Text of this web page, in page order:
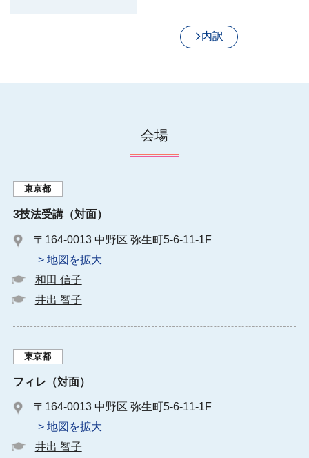
内訳
会場
東京都
3技法受講（対面）
〒164-0013 中野区 弥生町5-6-11-1F
> 地図を拡大
和田 信子
井出 智子
東京都
フィレ（対面）
〒164-0013 中野区 弥生町5-6-11-1F
> 地図を拡大
井出 智子